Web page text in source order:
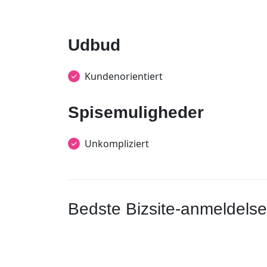
Udbud
Kundenorientiert
Spisemuligheder
Unkompliziert
Bedste Bizsite-